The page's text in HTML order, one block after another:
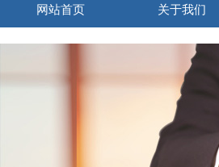
网站首页 关于我们